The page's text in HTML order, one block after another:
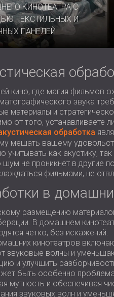
КИНОТЕАТРА С
ТЕКСТИЛЬНЫХ И
ПАНЕЛЕЙ
кино, где магия
звука
материалы и
от того,
обработка
мешать вашему
как акустику,
шум не проникнет в
фильмами, не
в
размещению
В домашнем
четко, без искажений.
кинотеатров
звуковые волны и
и улучшить
быть особенно
мутность и обеспечивая
звуковых волн и